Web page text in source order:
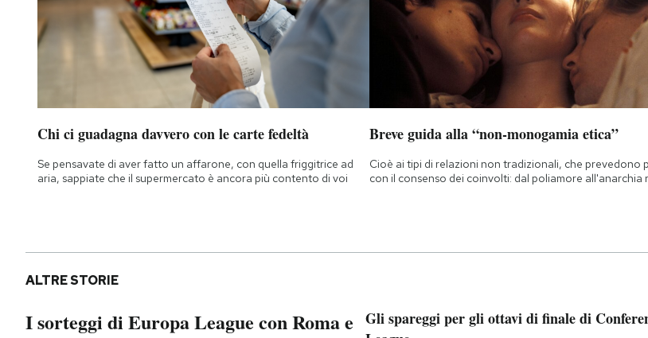
Hai bisogno di aiuto?
Chi ci guadagna davvero con le carte fedeltà
Se pensavate di aver fatto un affarone, con quella friggitrice ad
aria, sappiate che il supermercato è ancora più contento di voi
Breve guida alla “non-monogamia etica”
Cioè ai tipi di relazioni non tradizionali, che prevedono
con il consenso dei coinvolti: dal poliamore all'anarchia
ALTRE STORIE
I sorteggi di Europa League con Roma e
Gli spareggi per gli ottavi di finale di